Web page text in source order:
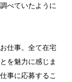
べていたように
仕事。全て在宅
を魅力に感じま
事に応募するこ